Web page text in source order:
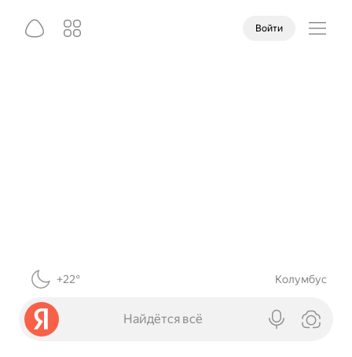
Войти
+22° Колумбус
Найдётся всё